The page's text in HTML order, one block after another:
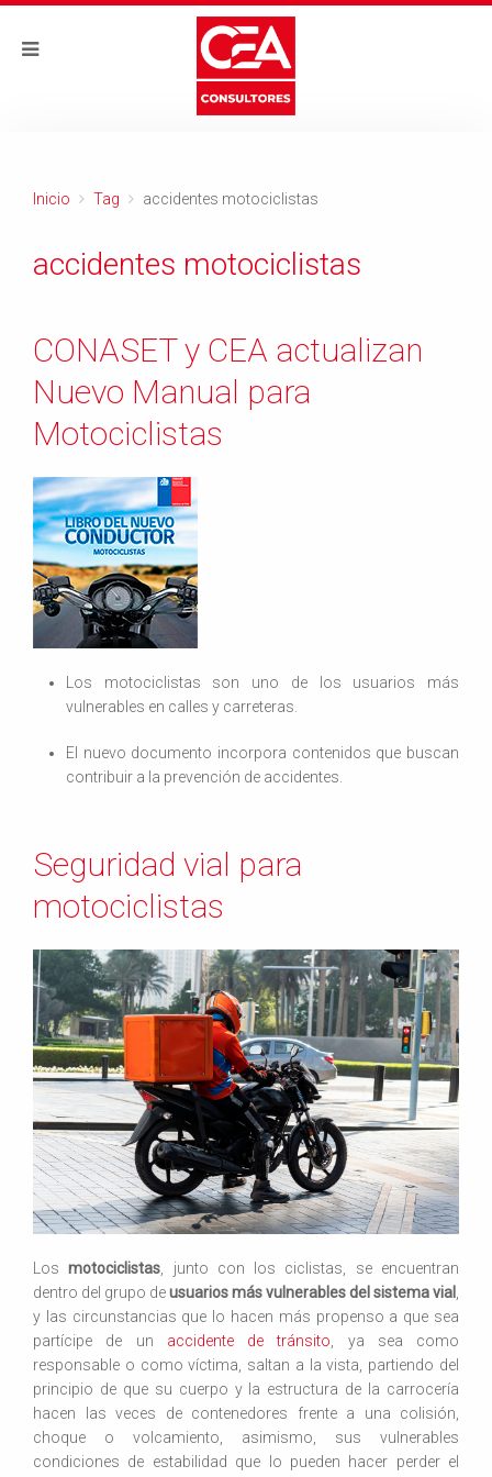
Inicio Tag accidentes motociclistas
accidentes motociclistas
CONASET y CEA actualizan
Nuevo Manual para
Motociclistas
Los motociclistas son uno de los usuarios más
vulnerables en calles y carreteras.
El nuevo documento incorpora contenidos que buscan
contribuir a la prevención de accidentes.
Seguridad vial para
motociclistas
Losmotociclistas , junto con los ciclistas, se encuentran
dentro del grupo deusuarios más vulnerables del sistema vial
y las circunstancias que lo hacen más propenso a que sea
partícipe de un accidente de tránsito , ya sea como
responsable o como víctima, saltan a la vista, partiendo del
principio de que su cuerpo y la estructura de la carrocería
hacen las veces de contenedores frente a una colisión,
choque o volcamiento, asimismo, sus vulnerables
condiciones de estabilidad que lo pueden hacer perder el